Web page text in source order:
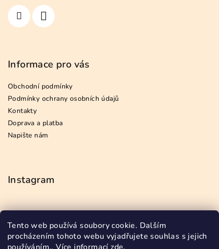
Tento web používá soubory cookie. Dalším
procházením tohoto webu vyjadřujete souhlas s jejich
Informace pro vás
Obchodní podmínky
Podmínky ochrany osobních údajů
Kontakty
Doprava a platba
Napište nám
Instagram
Přijímáme online platby